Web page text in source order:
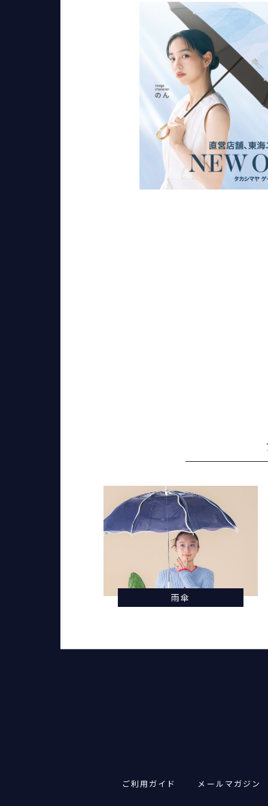
雨傘
ご利用ガイド メールマガジン